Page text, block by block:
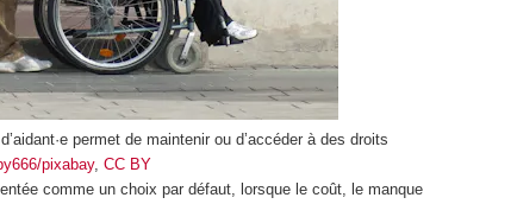
permet de maintenir ou d’accéder à des droits
pixabay,CC BY
comme un choix par défaut, lorsque le coût, le manque